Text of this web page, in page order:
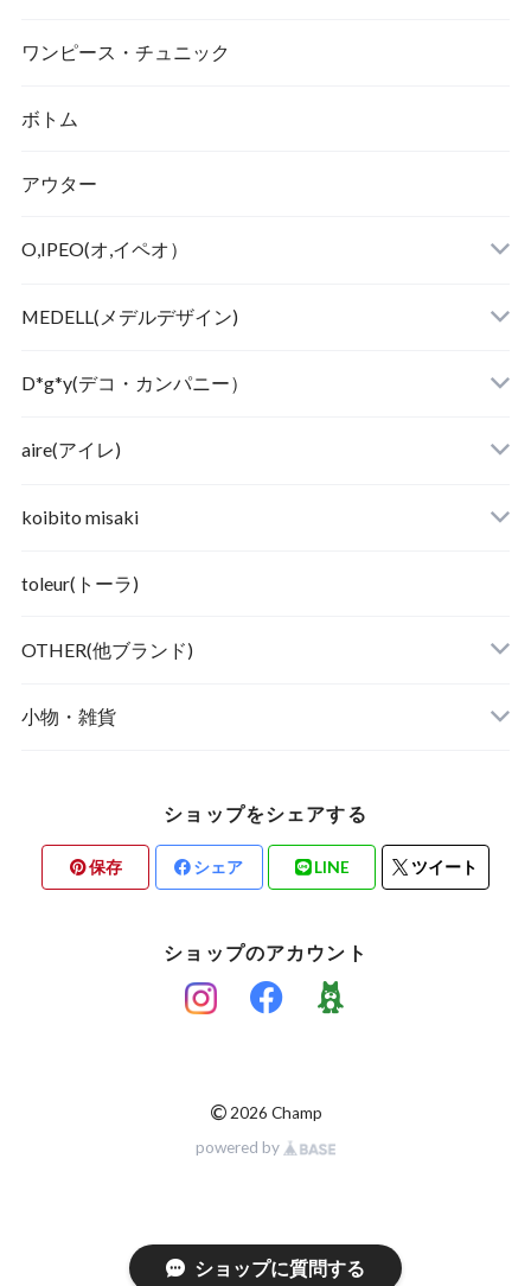
ワンピース・チュニック
ボトム
アウター
O,IPEO(オ,イペオ）
MEDELL(メデルデザイン)
D*g*y(デコ・カンパニー）
aire(アイレ)
koibito misaki
toleur(トーラ)
OTHER(他ブランド)
小物・雑貨
ショップをシェアする
保存 シェア LINE ツイート
ショップのアカウント
© 2026 Champ
powered by
ショップに質問する